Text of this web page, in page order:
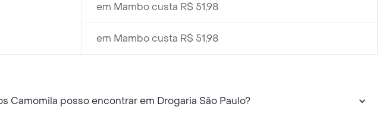
em Mambo custa R$ 51,98
em Mambo custa R$ 51,98
Que produtos semelhantes a Johnsons Baby Condicionador Infantil Cabelos Claros Camomila posso encontrar em Drogaria São Paulo?